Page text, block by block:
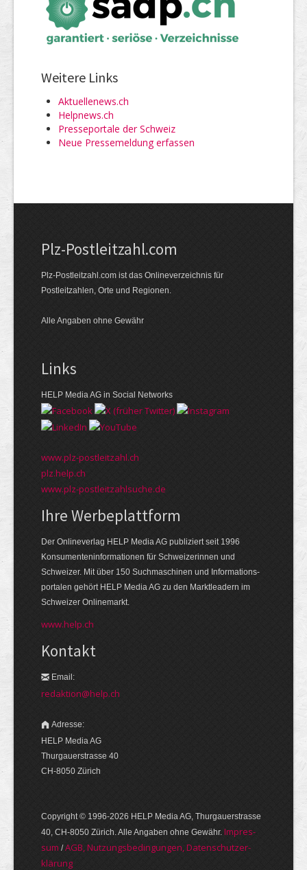
Weitere Links
Aktuellenews.ch
Helpnews.ch
Presseportale der Schweiz
Neue Pressemeldung erfassen
Plz-Postleitzahl.com
Plz-Postleitzahl.com ist das Onlineverzeichnis für
Postleitzahlen, Orte und Regionen.
Alle Angaben ohne Gewähr
Links
HELP Media AG in Social Networks
www.plz-postleitzahl.ch
plz.help.ch
www.plz-postleitzahlsuche.de
Ihre Werbeplattform
Der Onlineverlag HELP Media AG publiziert seit 1996
Konsumenten­informationen für Schweizerinnen und
Schweizer. Mit über 150 Suchmaschinen und Informations­
portalen gehört HELP Media AG zu den Markt­leadern im
Schweizer Onlinemarkt.
www.help.ch
Kontakt
Email:
redaktion@help.ch
Adresse:
HELP Media AG
Thurgauerstrasse 40
CH-8050 Zürich
Copyright © 1996-2026 HELP Media AG, Thurgauer­strasse
40, CH-8050 Zürich. Alle Angaben ohne Gewähr. Im­pres­
sum /AGB, Nut­zungs­bedin­gungen, Daten­schutz­er­
klärung